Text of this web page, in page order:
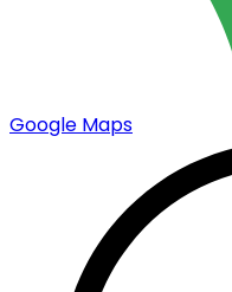
Google Maps